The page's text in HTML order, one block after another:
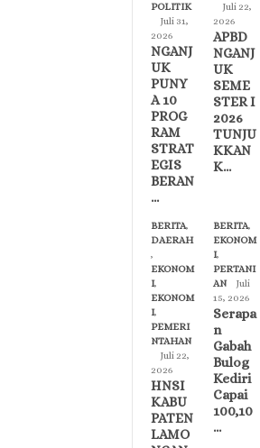
POLITIK
Juli 31,
2026
NGANJ
UK
PUNY
A 10
PROG
RAM
STRAT
EGIS
BERAN
…
Juli 22,
2026
APBD
NGANJ
UK
SEME
STER I
2026
TUNJU
KKAN
K…
BERITA,
DAERAH
,
EKONOM
I,
EKONOM
I,
PEMERI
NTAHAN
Juli 22,
2026
HNSI
KABU
PATEN
LAMO
BERITA,
EKONOM
I,
PERTANI
AN
Juli
15, 2026
Serapa
n
Gabah
Bulog
Kediri
Capai
100,10
…